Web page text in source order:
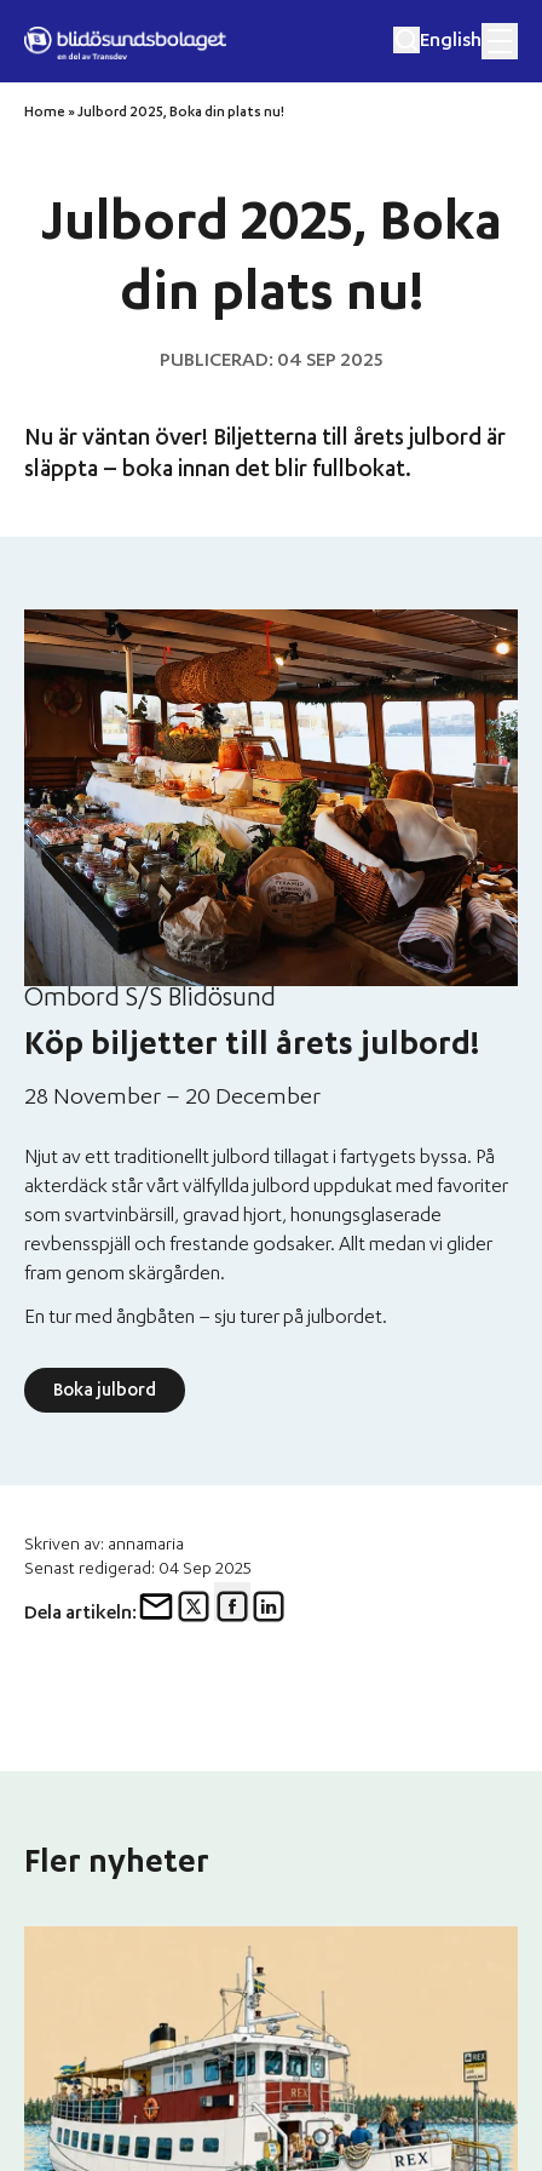
English
Musik och matkryssningar
Utflykter
Destinationer
Home »Julbord 2025, Boka din plats nu!
Julbord 2025, Boka
din plats nu!
PUBLICERAD: 04 SEP 2025
Nu är väntan över! Biljetterna till årets julbord är
släppta – boka innan det blir fullbokat.
Ombord S/S Blidösund
Köp biljetter till årets julbord!
28 November – 20 December
Njut av ett traditionellt julbord tillagat i fartygets byssa. På
akterdäck står vårt välfyllda julbord uppdukat med favoriter
som svartvinbärsill, gravad hjort, honungsglaserade
revbensspjäll och frestande godsaker. Allt medan vi glider
fram genom skärgården.
En tur med ångbåten – sju turer på julbordet.
Boka julbord
Skriven av: annamaria
Senast redigerad: 04 Sep 2025
Dela artikeln:
Fler nyheter